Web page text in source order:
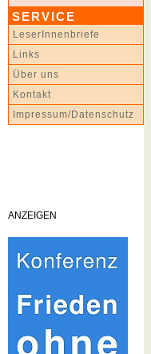
SERVICE
LeserInnenbriefe
Links
Über uns
Kontakt
Impressum/Datenschutz
ANZEIGEN